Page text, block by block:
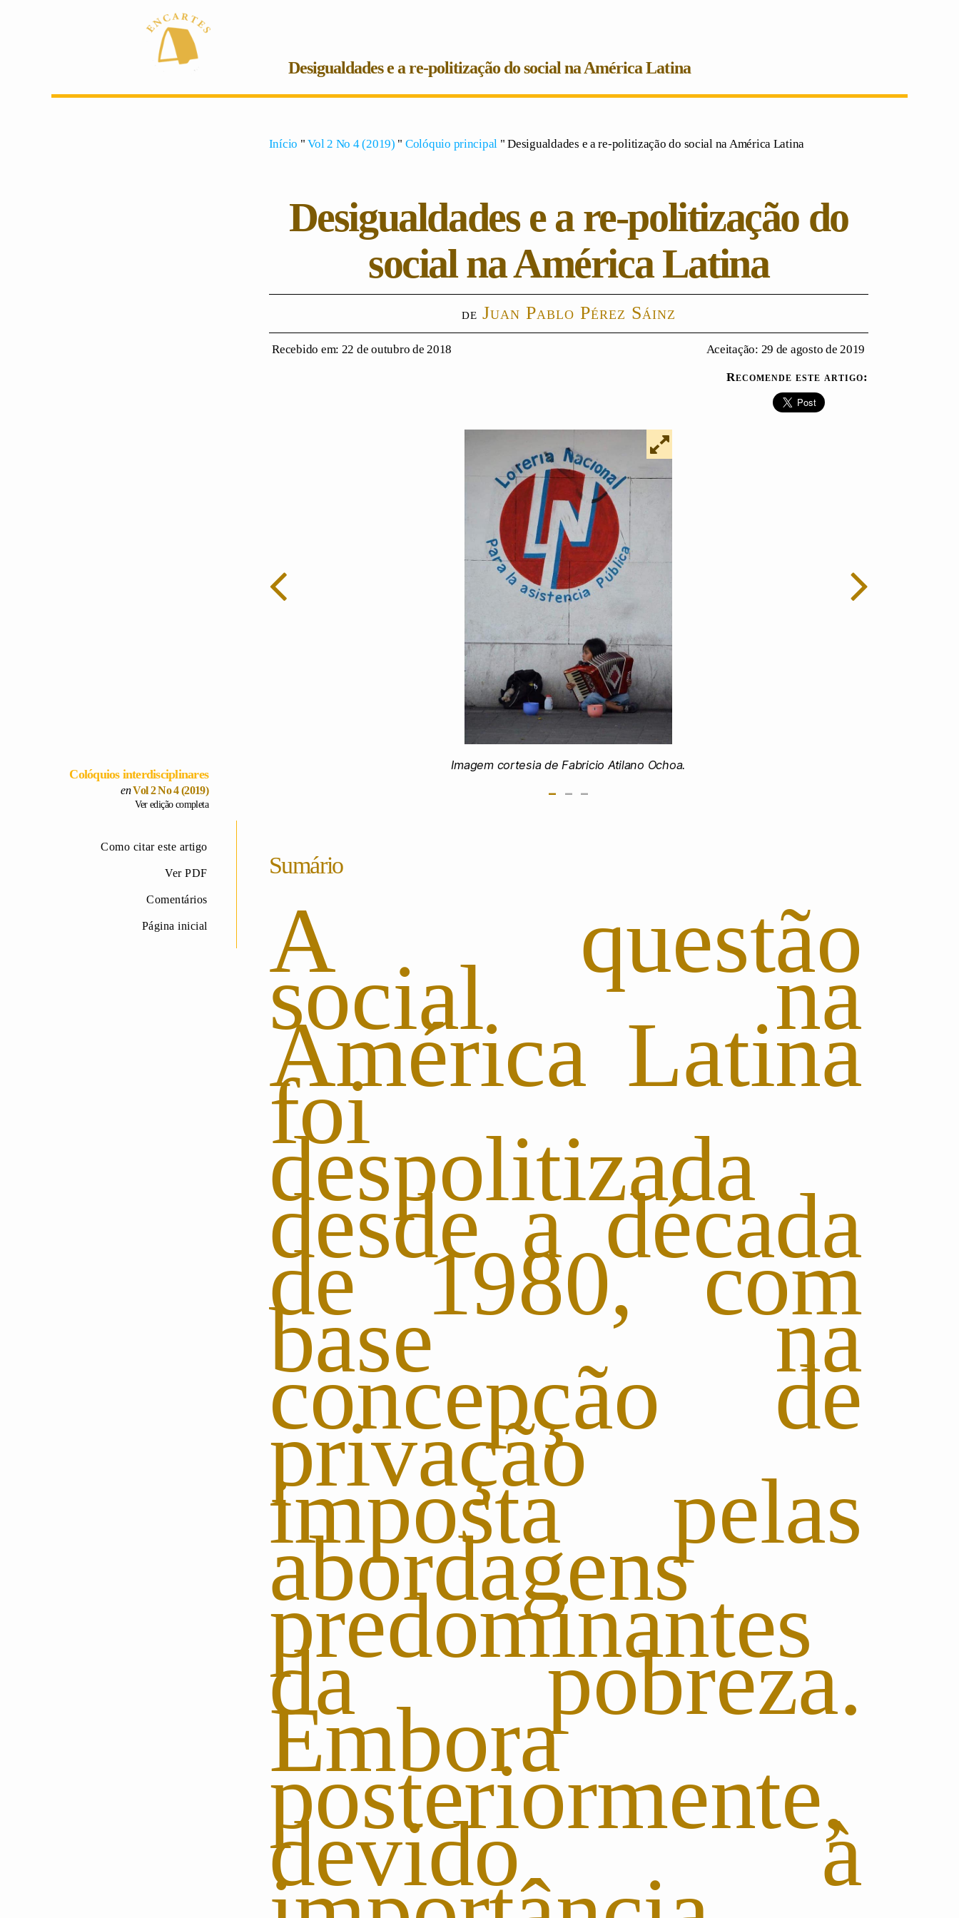
Desigualdades e a re-politização do social na América Latina
Colóquios interdisciplinares
Vol 2 No 4 (2019)
Ver edição completa
Como citar este artigo
Ver PDF
Comentários
Página inicial
Início "Vol 2 No 4 (2019) " Colóquio principal " Desigualdades e a re-politização do social na América Latina
Desigualdades e a re-politização do
social na América Latina
Juan Pablo Pérez Sáinz
Recebido em: 22 de outubro de 2018 Aceitação: 29 de agosto de 2019
Recomende este artigo:
Imagem cortesia de Fabricio Atilano Ochoa.
- - -
Sumário
A questão
social na
América Latina
foi
despolitizada
desde a década
de 1980, com
base na
concepção de
privação
imposta pelas
abordagens
predominantes
da pobreza.
Embora
posteriormente,
devido à